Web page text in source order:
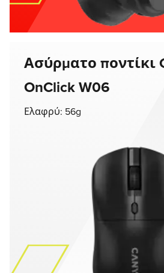
Ασύρματο ποντίκι
OnClick W06
Ελαφρύ: 56g